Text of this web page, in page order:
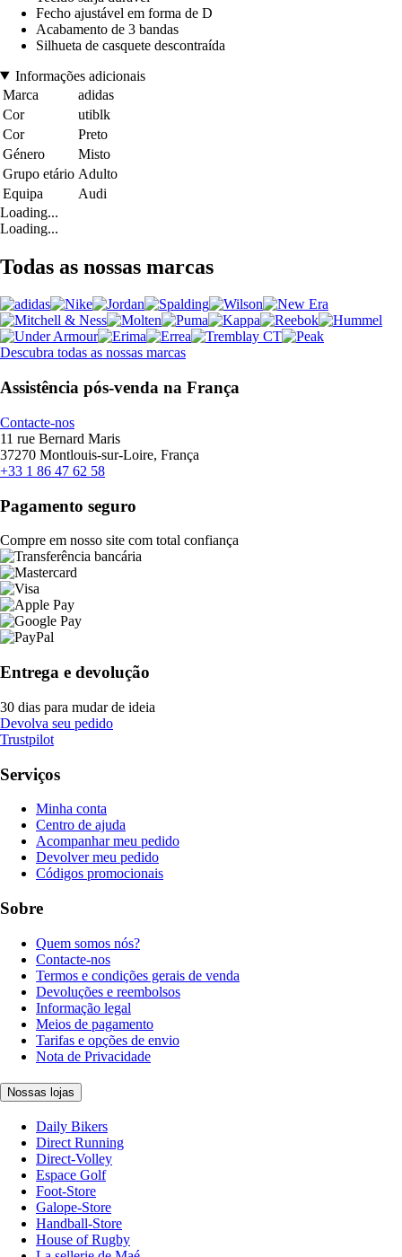
Fecho ajustável em forma de D
Acabamento de 3 bandas
Silhueta de casquete descontraída
Informações adicionais
Marca
adidas
Cor
utiblk
Cor
Preto
Género
Misto
Grupo etário Adulto
Equipa
Audi
Loading...
Loading...
Todas as nossas marcas
Descubra todas as nossas marcas
Assistência pós-venda na França
Contacte-nos
11 rue Bernard Maris
37270 Montlouis-sur-Loire, França
+33 1 86 47 62 58
Pagamento seguro
Compre em nosso site com total confiança
Entrega e devolução
30 dias para mudar de ideia
Devolva seu pedido
Trustpilot
Serviços
Minha conta
Centro de ajuda
Acompanhar meu pedido
Devolver meu pedido
Códigos promocionais
Sobre
Quem somos nós?
Contacte-nos
Termos e condições gerais de venda
Devoluções e reembolsos
Informação legal
Meios de pagamento
Tarifas e opções de envio
Nota de Privacidade
Nossas lojas
Daily Bikers
Direct Running
Direct-Volley
Espace Golf
Foot-Store
Galope-Store
Handball-Store
House of Rugby